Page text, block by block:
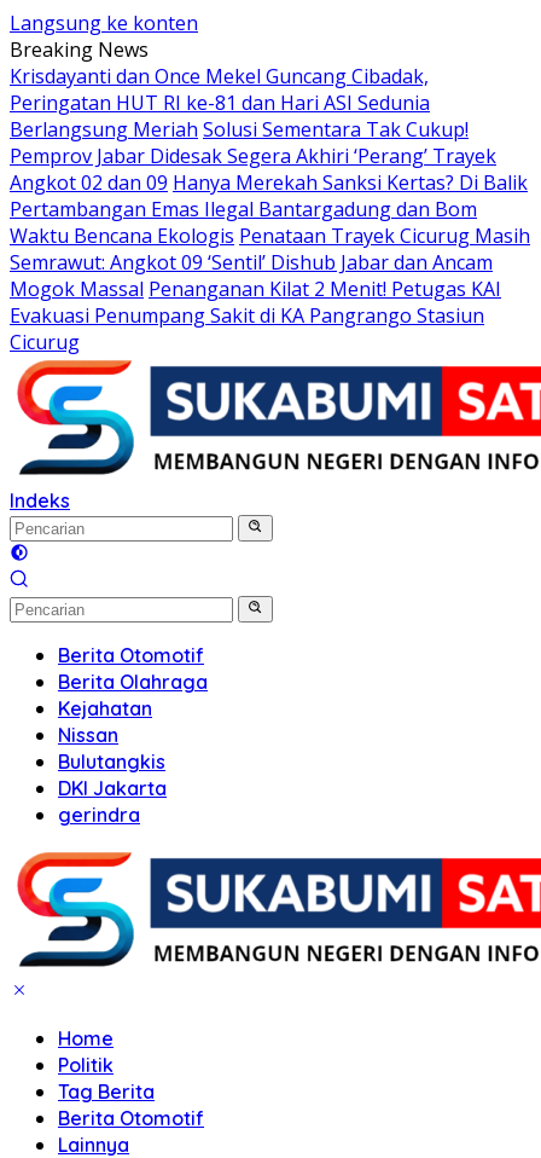
Langsung ke konten
Breaking News
Krisdayanti dan Once Mekel Guncang Cibadak,
Peringatan HUT RI ke-81 dan Hari ASI Sedunia
Berlangsung Meriah Solusi Sementara Tak Cukup!
Pemprov Jabar Didesak Segera Akhiri ‘Perang’ Trayek
Angkot 02 dan 09 Hanya Merekah Sanksi Kertas? Di Balik
Pertambangan Emas Ilegal Bantargadung dan Bom
Waktu Bencana Ekologis Penataan Trayek Cicurug Masih
Semrawut: Angkot 09 ‘Sentil’ Dishub Jabar dan Ancam
Mogok Massal Penanganan Kilat 2 Menit! Petugas KAI
Evakuasi Penumpang Sakit di KA Pangrango Stasiun
Cicurug
Indeks
Berita Otomotif
Berita Olahraga
Kejahatan
Nissan
Bulutangkis
DKI Jakarta
gerindra
Home
Politik
Tag Berita
Berita Otomotif
Lainnya